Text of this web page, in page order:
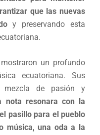
que las nuevas
y preservando esta
un profundo
ecuatoriana. Sus
mezcla de pasión y
nota resonara con la
pasillo para el pueblo
música, una oda a la